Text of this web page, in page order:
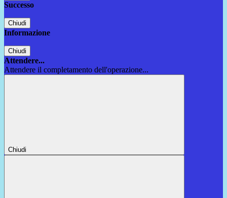
Successo
Chiudi
Informazione
Chiudi
Attendere...
Attendere il completamento dell'operazione...
Chiudi